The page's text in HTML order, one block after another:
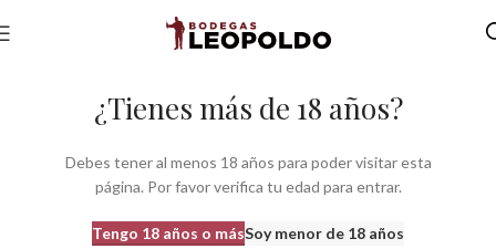
¿Tienes más de 18 años?
Debes tener al menos 18 años para poder visitar esta
página. Por favor verifica tu edad para entrar.
Tengo 18 años o másSoy menor de 18 años
Inicio Otros productos Aceites Oligarum Xàbia